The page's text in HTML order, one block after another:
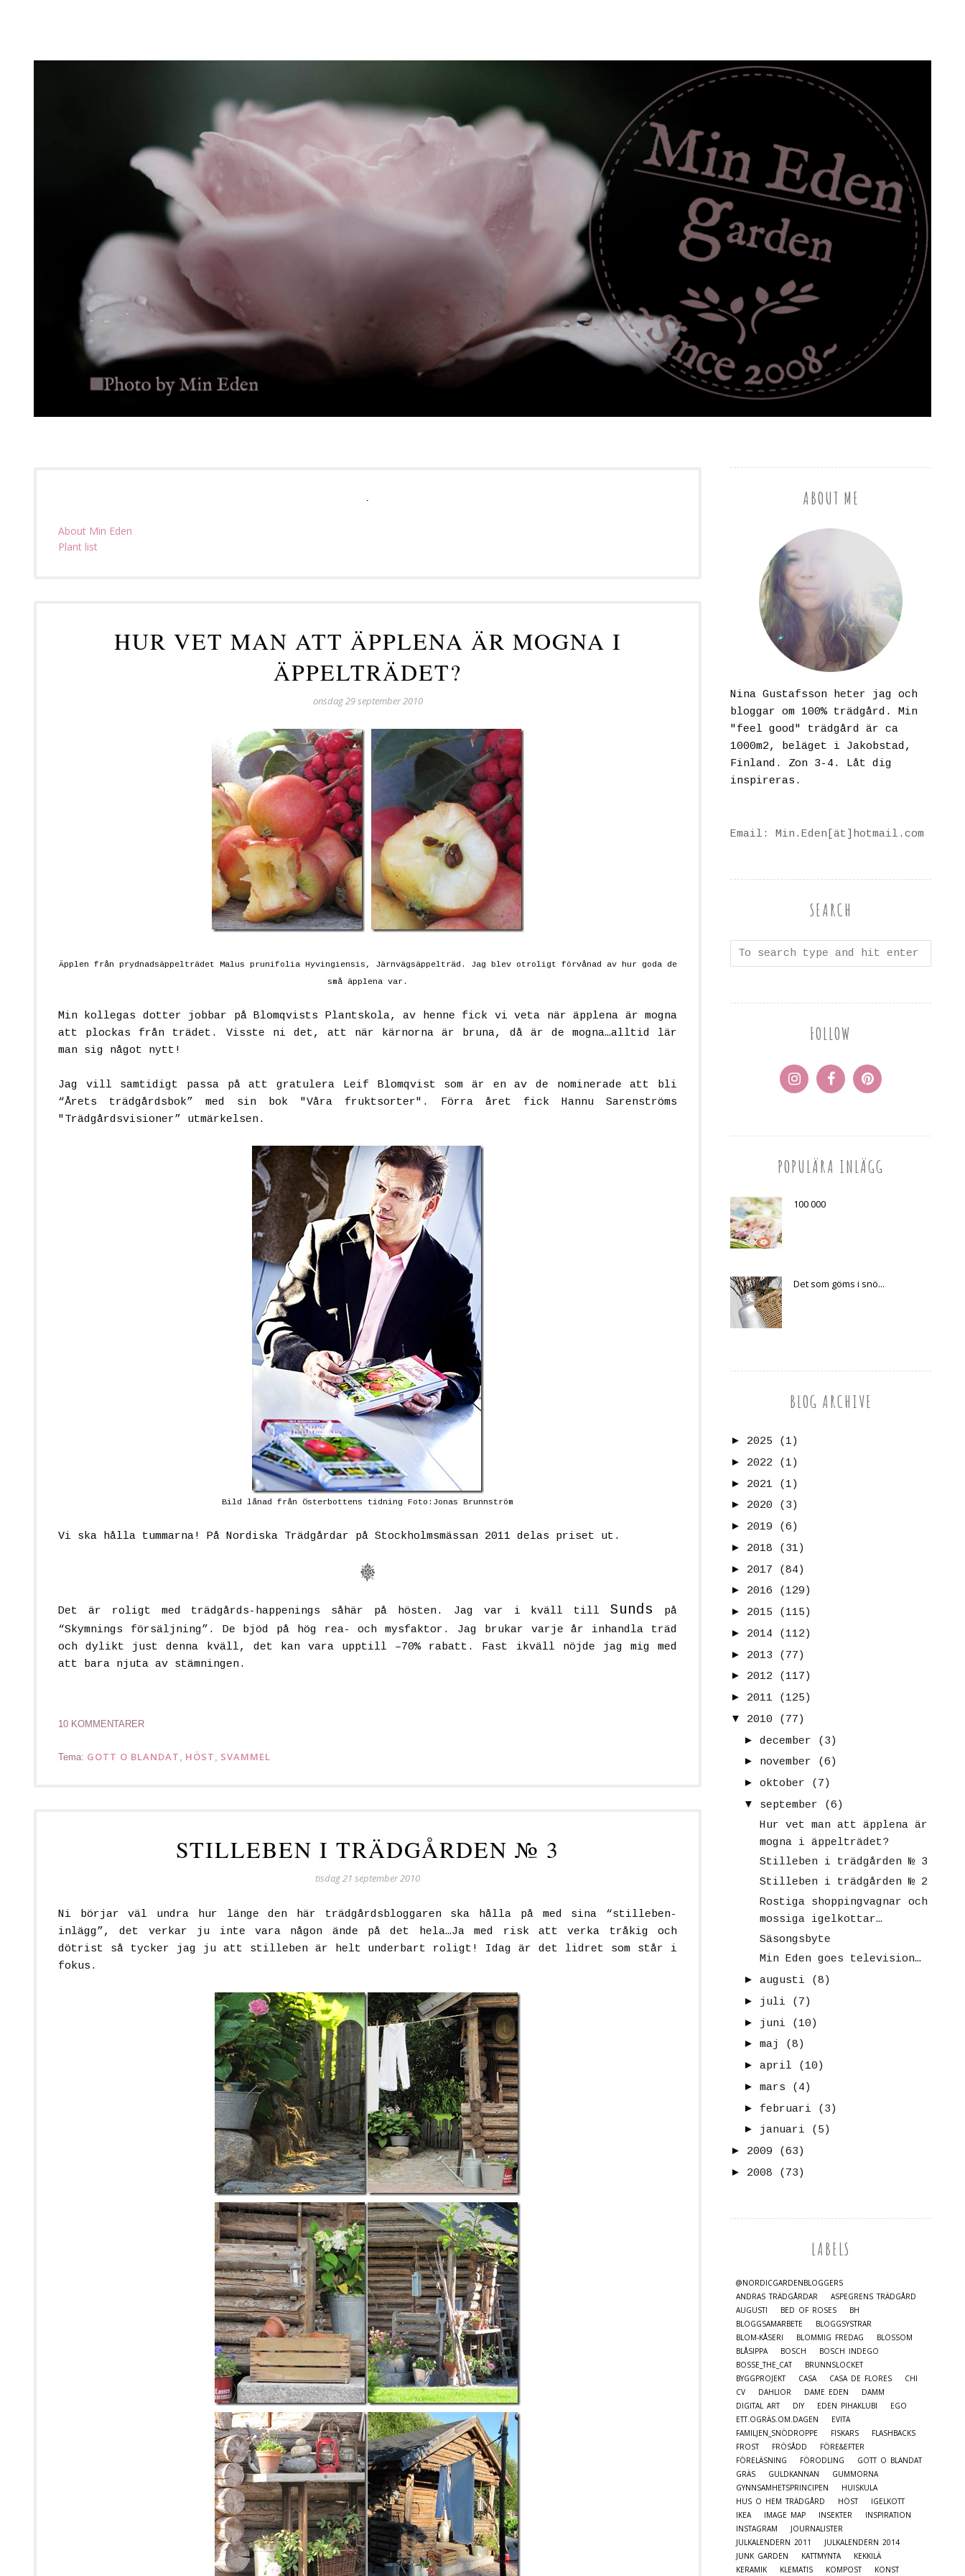
About Min Eden
Plant list
HUR VET MAN ATT ÄPPLENA ÄR MOGNA I
ÄPPELTRÄDET?
onsdag 29 september 2010
Äpplen från prydnadsäppelträdet Malus prunifolia Hyvingiensis, Järnvägsäppelträd. Jag blev otroligt förvånad av hur goda de
små äpplena var.
Min kollegas dotter jobbar på Blomqvists Plantskola, av henne fick vi veta när äpplena är mogna
att plockas från trädet. Visste ni det, att när kärnorna är bruna, då är de mogna…alltid lär
man sig något nytt!
Jag vill samtidigt passa på att gratulera Leif Blomqvist som är en av de nominerade att bli
“Årets trädgårdsbok” med sin bok "Våra fruktsorter". Förra året fick Hannu Sarenströms
"Trädgårdsvisioner” utmärkelsen.
Bild lånad från Österbottens tidning Foto:Jonas Brunnström
Vi ska hålla tummarna! På Nordiska Trädgårdar på Stockholmsmässan 2011 delas priset ut.
Det är roligt med trädgårds-happenings såhär på hösten. Jag var i kväll tillSunds
på
“Skymnings försäljning”. De bjöd på hög rea- och mysfaktor. Jag brukar varje år inhandla träd
och dylikt just denna kväll, det kan vara upptill –70% rabatt. Fast ikväll nöjde jag mig med
att bara njuta av stämningen.
10 KOMMENTARER
Tema: GOTT O BLANDAT , HÖST , SVAMMEL
STILLEBEN I TRÄDGÅRDEN № 3
tisdag 21 september 2010
Ni börjar väl undra hur länge den här trädgårdsbloggaren ska hålla på med sina “stilleben-
inlägg”, det verkar ju inte vara någon ände på det hela…Ja med risk att verka tråkig och
dötrist så tycker jag ju att stilleben är helt underbart roligt! Idag är det lidret som står i
fokus.
ABOUT ME
Nina Gustafsson heter jag och
bloggar om 100% trädgård. Min
"feel good" trädgård är ca
1000m2, beläget i Jakobstad,
Finland. Zon 3-4. Låt dig
inspireras.
Email: Min.Eden[ät]hotmail.com
SEARCH
FOLLOW
POPULÄRA INLÄGG
100 000
Det som göms i snö...
BLOG ARCHIVE
► 2025
(1)
► 2022
(1)
► 2021
(1)
► 2020
(3)
► 2019
(6)
► 2018
(31)
► 2017
(84)
► 2016
(129)
► 2015
(115)
► 2014
(112)
► 2013
(77)
► 2012
(117)
► 2011
(125)
▼
2010
(77)
► december
(3)
► november
(6)
► oktober
(7)
▼
september
(6)
Hur vet man att äpplena är
mogna i äppelträdet?
Stilleben i trädgården № 3
Stilleben i trädgården № 2
Rostiga shoppingvagnar och
mossiga igelkottar…
Säsongsbyte
Min Eden goes television…
► augusti
(8)
► juli
(7)
► juni
(10)
► maj
(8)
► april
(10)
► mars
(4)
► februari
(3)
► januari
(5)
► 2009
(63)
► 2008 (73)
LABELS
@NORDICGARDENBLOGGERS
ANDRAS TRÄDGÅRDAR
ASPEGRENS TRÄDGÅRD
AUGUSTI
BED OF ROSES
BH
BLOGGSAMARBETE
BLOGGSYSTRAR
BLOM-KÅSERI
BLOMMIG FREDAG
BLOSSOM
BLÅSIPPA
BOSCH
BOSCH INDEGO
BOSSE_THE_CAT
BRUNNSLOCKET
BYGGPROJEKT
CASA CASA DE FLORES
CHI
CV
DAHLIOR DAME EDEN
DAMM
DIGITAL ART
DIY EDEN PIHAKLUBI
EGO
ETT.OGRÄS.OM.DAGEN
EVITA
FAMILJEN_SNÖDROPPE
FISKARS
FLASHBACKS
FROST
FRÖSÅDD
FÖRE&EFTER
FÖRELÄSNING
FÖRODLING
GOTT O BLANDAT
GRÄS
GULDKANNAN
GUMMORNA
GYNNSAMHETSPRINCIPEN
HUISKULA
HUS O HEM TRÄDGÅRD
HÖST
IGELKOTT
IKEA
IMAGE MAP INSEKTER
INSPIRATION
INSTAGRAM
JOURNALISTER
JULKALENDERN 2011
JULKALENDERN 2014
JUNK GARDEN
KATTMYNTA
KEKKILÄ
KERAMIK
KLEMATIS KOMPOST KONST